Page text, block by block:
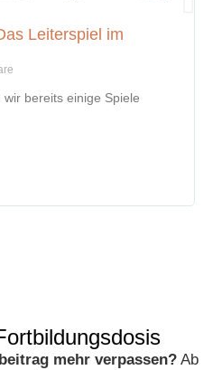
Leiterspiel im
bereits einige Spiele
mehr verpassen? Ab